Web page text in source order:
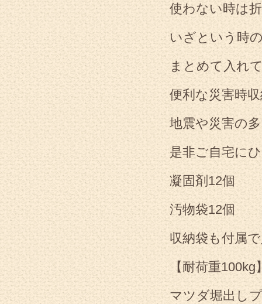
使わない時は
いざという時
まとめて入れ
便利な災害時
地震や災害の
是非ご自宅に
凝固剤12個
汚物袋12個
収納袋も付属
【耐荷重100kg
マツダ堀出し